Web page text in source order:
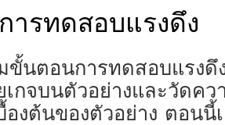
ารทดสอบแรงดึง
ขั้นตอนการทดสอบแรงดึ
เกจบนตัวอย่างและวัดค
องต้นของตัวอย่าง ตอนนี้